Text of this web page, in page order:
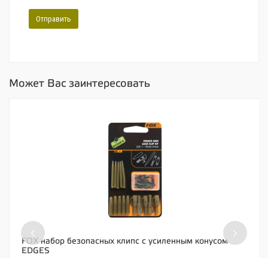
Отправить
Может Вас заинтересовать
FOX набор безопасных клипс с усиленным конусом
EDGES
‹ ›